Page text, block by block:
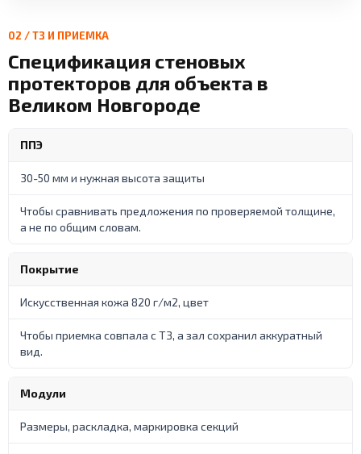
02 / ТЗ И ПРИЕМКА
Спецификация стеновых
протекторов для объекта в
Великом Новгороде
ППЭ
30-50 мм и нужная высота защиты
Чтобы сравнивать предложения по проверяемой толщине,
а не по общим словам.
Покрытие
Искусственная кожа 820 г/м2, цвет
Чтобы приемка совпала с ТЗ, а зал сохранил аккуратный
вид.
Модули
Размеры, раскладка, маркировка секций